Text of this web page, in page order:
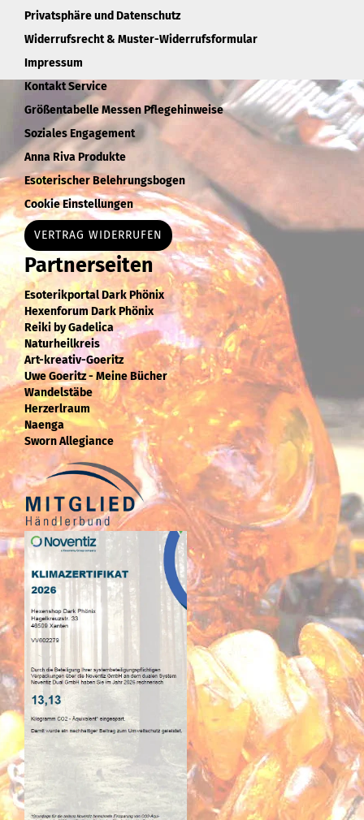
Privatsphäre und Datenschutz
Widerrufsrecht & Muster-Widerrufsformular
Impressum
Kontakt Service
Größentabelle Messen Pflegehinweise
Soziales Engagement
Anna Riva Produkte
Esoterischer Belehrungsbogen
Cookie Einstellungen
VERTRAG WIDERRUFEN
Partnerseiten
Esoterikportal Dark Phönix
Hexenforum Dark Phönix
Reiki by Gadelica
Naturheilkreis
Art-kreativ-Goeritz
Uwe Goeritz - Meine Bücher
Wandelstäbe
Herzerlraum
Naenga
Sworn Allegiance